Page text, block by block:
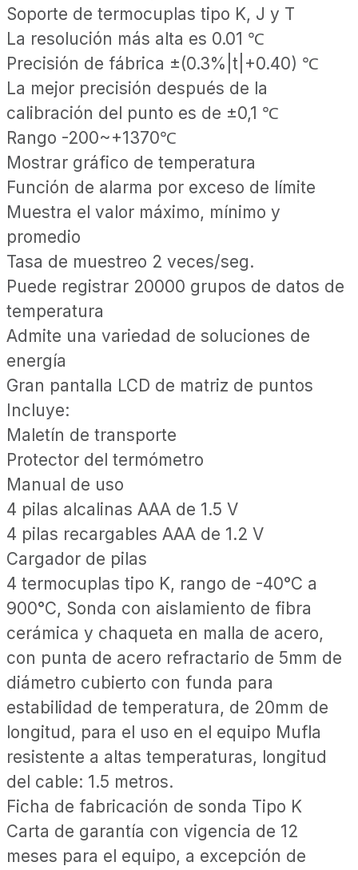
Soporte de termocuplas tipo K, J y T
La resolución más alta es 0.01 ℃
Precisión de fábrica ±(0.3%|t|+0.40) ℃
La mejor precisión después de la
calibración del punto es de ±0,1 ℃
Rango -200~+1370℃
Mostrar gráfico de temperatura
Función de alarma por exceso de límite
Muestra el valor máximo, mínimo y
promedio
Tasa de muestreo 2 veces/seg.
Puede registrar 20000 grupos de datos de
temperatura
Admite una variedad de soluciones de
energía
Gran pantalla LCD de matriz de puntos
Incluye:
Maletín de transporte
Protector del termómetro
Manual de uso
4 pilas alcalinas AAA de 1.5 V
4 pilas recargables AAA de 1.2 V
Cargador de pilas
4 termocuplas tipo K, rango de -40°C a
900°C, Sonda con aislamiento de fibra
cerámica y chaqueta en malla de acero,
con punta de acero refractario de 5mm de
diámetro cubierto con funda para
estabilidad de temperatura, de 20mm de
longitud, para el uso en el equipo Mufla
resistente a altas temperaturas, longitud
del cable: 1.5 metros.
Ficha de fabricación de sonda Tipo K
Carta de garantía con vigencia de 12
meses para el equipo, a excepción de